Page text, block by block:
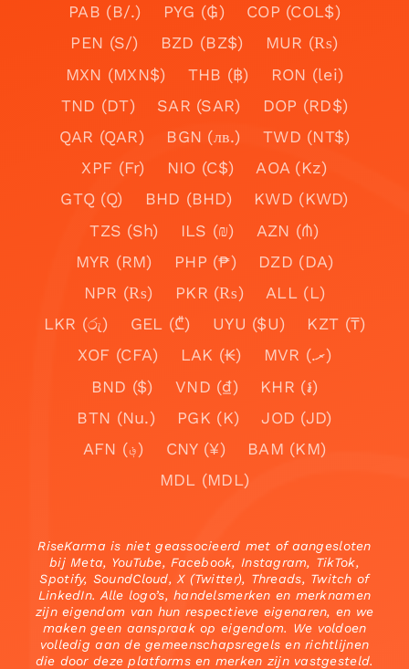
PAB (B/.)
PYG (₲)
COP (COL$)
PEN (S/)
BZD (BZ$)
MUR (₨)
MXN (MXN$)
THB (฿)
RON (lei)
TND (DT)
SAR (SAR)
DOP (RD$)
QAR (QAR)
BGN (лв.)
TWD (NT$)
XPF (Fr)
NIO (C$)
AOA (Kz)
GTQ (Q)
BHD (BHD)
KWD (KWD)
TZS (Sh)
ILS (₪)
AZN (₼)
MYR (RM)
PHP (₱)
DZD (DA)
NPR (₨)
PKR (₨)
ALL (L)
LKR (රු)
GEL (₾) UYU ($U)
KZT (₸)
XOF (CFA)
LAK (₭)
MVR (.ރ)
BND ($)
VND (₫)
KHR (៛)
BTN (Nu.)
PGK (K)
JOD (JD)
AFN (؋)
CNY (¥)
BAM (KM)
MDL (MDL)
RiseKarma is niet geassocieerd met of aangesloten
bij Meta, YouTube, Facebook, Instagram, TikTok,
Spotify, SoundCloud, X (Twitter), Threads, Twitch of
LinkedIn. Alle logo’s, handelsmerken en merknamen
zijn eigendom van hun respectieve eigenaren, en we
maken geen aanspraak op eigendom. We voldoen
volledig aan de gemeenschapsregels en richtlijnen
die door deze platforms en merken zijn vastgesteld.